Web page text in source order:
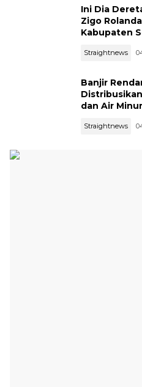
Ini Dia
Zigo
Kabupaten
Straightnews
Banjir
dan Air
Straightnews